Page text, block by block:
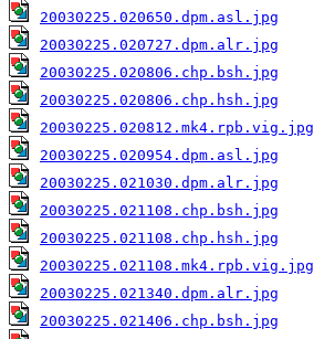
20030225.020650.dpm.asl.jpg
20030225.020727.dpm.alr.jpg
20030225.020806.chp.bsh.jpg
20030225.020806.chp.hsh.jpg
20030225.020812.mk4.rpb.vig.jpg
20030225.020954.dpm.asl.jpg
20030225.021030.dpm.alr.jpg
20030225.021108.chp.bsh.jpg
20030225.021108.chp.hsh.jpg
20030225.021108.mk4.rpb.vig.jpg
20030225.021340.dpm.alr.jpg
20030225.021406.chp.bsh.jpg